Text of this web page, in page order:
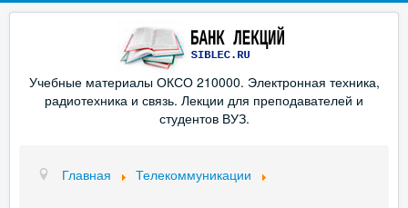
Учебные материалы ОКСО 210000. Электронная техника,
радиотехника и связь. Лекции для преподавателей и
студентов ВУЗ.
Главная Телекоммуникации